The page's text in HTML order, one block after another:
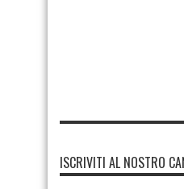
ISCRIVITI AL NOSTRO